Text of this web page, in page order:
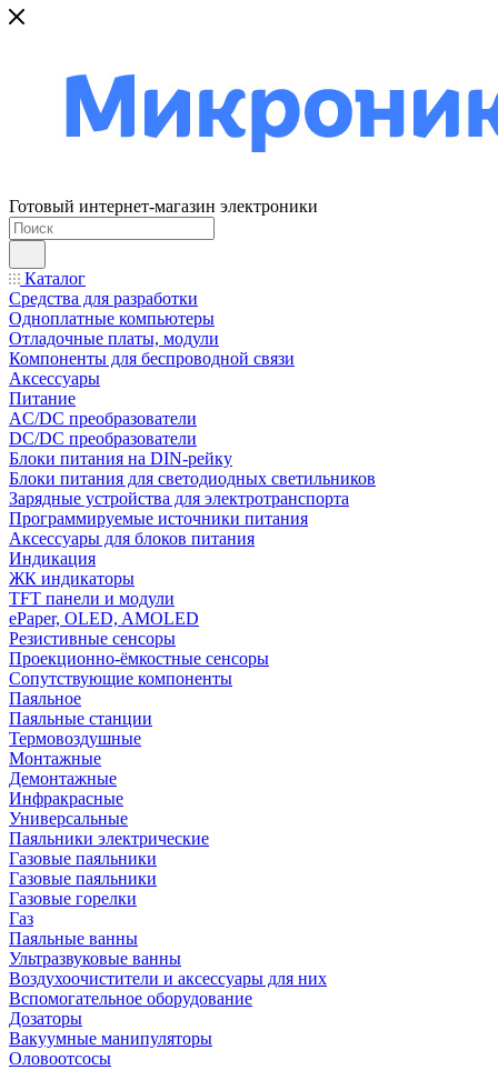
Готовый интернет-магазин электроники
Каталог
Средства для разработки
Одноплатные компьютеры
Отладочные платы, модули
Компоненты для беспроводной связи
Аксессуары
Питание
AC/DC преобразователи
DC/DC преобразователи
Блоки питания на DIN-рейку
Блоки питания для светодиодных светильников
Зарядные устройства для электротранспорта
Программируемые источники питания
Аксессуары для блоков питания
Индикация
ЖК индикаторы
TFT панели и модули
ePaper, OLED, AMOLED
Резистивные сенсоры
Проекционно-ёмкостные сенсоры
Сопутствующие компоненты
Паяльное
Паяльные станции
Термовоздушные
Монтажные
Демонтажные
Инфракрасные
Универсальные
Паяльники электрические
Газовые паяльники
Газовые паяльники
Газовые горелки
Газ
Паяльные ванны
Ультразвуковые ванны
Воздухоочистители и аксессуары для них
Вспомогательное оборудование
Дозаторы
Вакуумные манипуляторы
Оловоотсосы